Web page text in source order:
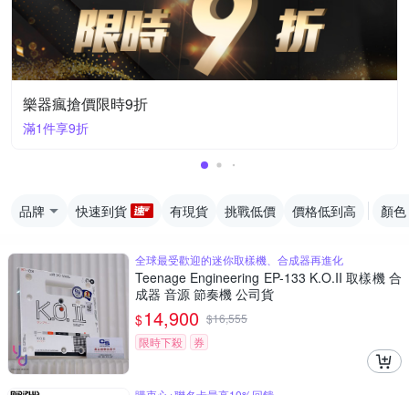
樂器瘋搶價限時9折
滿1件享9折
品牌 快速到貨 有現貨 挑戰低價 價格低到高 顏色
全球最受歡迎的迷你取樣機、合成器再進化
Teenage Engineering EP-133 K.O.II 取樣機 合
成器 音源 節奏機 公司貨
$14,900 $16,555
限時下殺
券